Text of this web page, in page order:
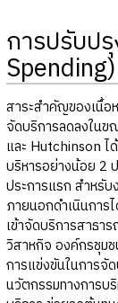
การปรับป
Spending)
สาระสำคัญของเนื้อ
จัดบริการลดลงใน
และ Hutchinson ไ
บริหารอย่างน้อย 2
ประการแรก สำหรั
ภายนอกดำเนินการ
เข้าจัดบริการสาธา
วิสาหกิจ องค์กรชุม
การแข่งขันในการจั
นวัตกรรมทางการบ